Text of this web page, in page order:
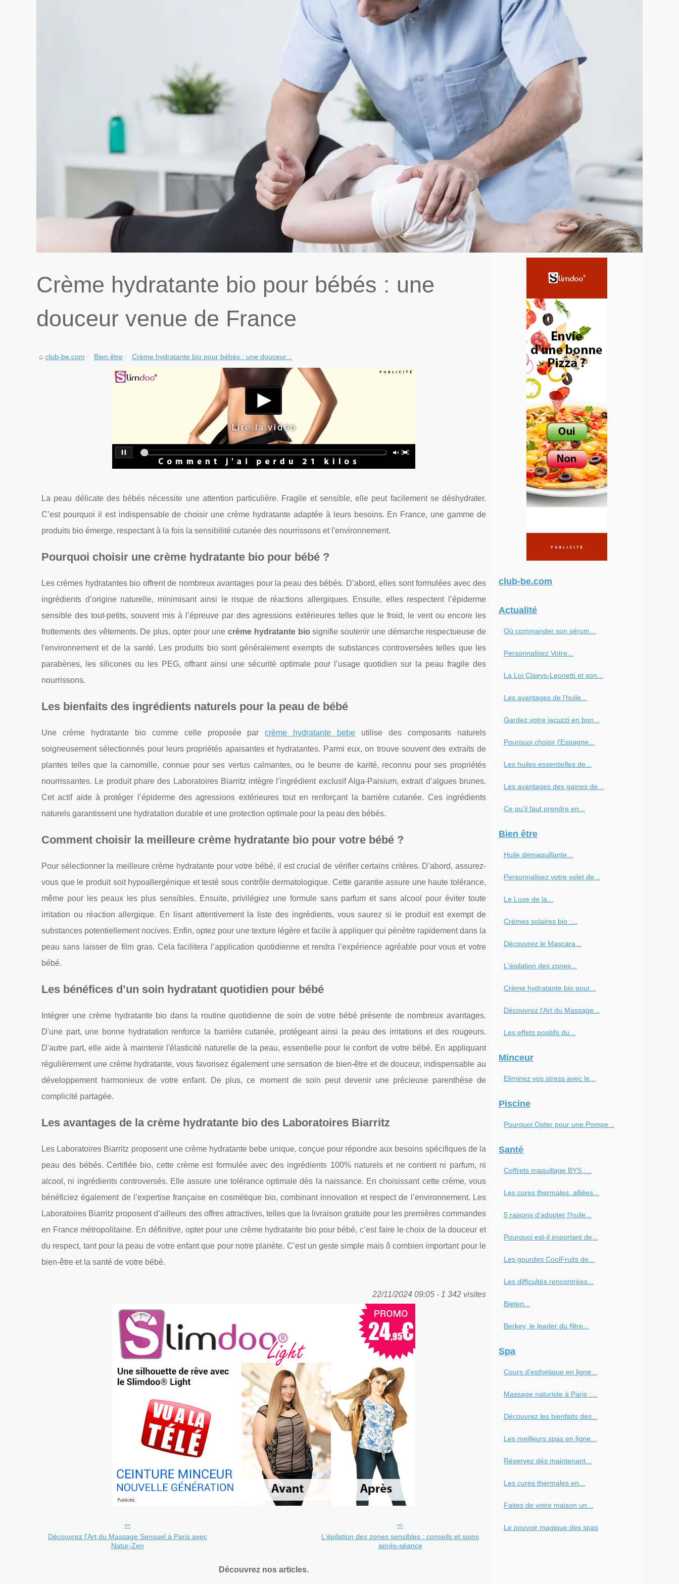
Crème hydratante bio pour bébés : une
douceur venue de France
club-be.com Bien être Crème hydratante bio pour bébés : une douceur...
La peau délicate des bébés nécessite une attention particulière. Fragile et sensible, elle peut facilement se déshydrater.
C’est pourquoi il est indispensable de choisir une crème hydratante adaptée à leurs besoins. En France, une gamme de
produits bio émerge, respectant à la fois la sensibilité cutanée des nourrissons et l'environnement.
Pourquoi choisir une crème hydratante bio pour bébé ?
Les crèmes hydratantes bio offrent de nombreux avantages pour la peau des bébés. D’abord, elles sont formulées avec des
ingrédients d’origine naturelle, minimisant ainsi le risque de réactions allergiques. Ensuite, elles respectent l’épiderme
sensible des tout-petits, souvent mis à l’épreuve par des agressions extérieures telles que le froid, le vent ou encore les
frottements des vêtements. De plus, opter pour une crème hydratante bio signifie soutenir une démarche respectueuse de
l'environnement et de la santé. Les produits bio sont généralement exempts de substances controversées telles que les
parabènes, les silicones ou les PEG, offrant ainsi une sécurité optimale pour l’usage quotidien sur la peau fragile des
nourrissons.
Les bienfaits des ingrédients naturels pour la peau de bébé
Une crème hydratante bio comme celle proposée parcrème hydratante bebe utilise des composants naturels
soigneusement sélectionnés pour leurs propriétés apaisantes et hydratantes. Parmi eux, on trouve souvent des extraits de
plantes telles que la camomille, connue pour ses vertus calmantes, ou le beurre de karité, reconnu pour ses propriétés
nourrissantes. Le produit phare des Laboratoires Biarritz intègre l’ingrédient exclusif Alga-Paisium, extrait d’algues brunes.
Cet actif aide à protéger l’épiderme des agressions extérieures tout en renforçant la barrière cutanée. Ces ingrédients
naturels garantissent une hydratation durable et une protection optimale pour la peau des bébés.
Comment choisir la meilleure crème hydratante bio pour votre bébé ?
Pour sélectionner la meilleure crème hydratante pour votre bébé, il est crucial de vérifier certains critères. D’abord, assurez-
vous que le produit soit hypoallergénique et testé sous contrôle dermatologique. Cette garantie assure une haute tolérance,
même pour les peaux les plus sensibles. Ensuite, privilégiez une formule sans parfum et sans alcool pour éviter toute
irritation ou réaction allergique. En lisant attentivement la liste des ingrédients, vous saurez si le produit est exempt de
substances potentiellement nocives. Enfin, optez pour une texture légère et facile à appliquer qui pénètre rapidement dans la
peau sans laisser de film gras. Cela facilitera l’application quotidienne et rendra l’expérience agréable pour vous et votre
bébé.
Les bénéfices d’un soin hydratant quotidien pour bébé
Intégrer une crème hydratante bio dans la routine quotidienne de soin de votre bébé présente de nombreux avantages.
D'une part, une bonne hydratation renforce la barrière cutanée, protégeant ainsi la peau des irritations et des rougeurs.
D'autre part, elle aide à maintenir l'élasticité naturelle de la peau, essentielle pour le confort de votre bébé. En appliquant
régulièrement une crème hydratante, vous favorisez également une sensation de bien-être et de douceur, indispensable au
développement harmonieux de votre enfant. De plus, ce moment de soin peut devenir une précieuse parenthèse de
complicité partagée.
Les avantages de la crème hydratante bio des Laboratoires Biarritz
Les Laboratoires Biarritz proposent une crème hydratante bebe unique, conçue pour répondre aux besoins spécifiques de la
peau des bébés. Certifiée bio, cette crème est formulée avec des ingrédients 100% naturels et ne contient ni parfum, ni
alcool, ni ingrédients controversés. Elle assure une tolérance optimale dès la naissance. En choisissant cette crème, vous
bénéficiez également de l’expertise française en cosmétique bio, combinant innovation et respect de l’environnement. Les
Laboratoires Biarritz proposent d’ailleurs des offres attractives, telles que la livraison gratuite pour les premières commandes
en France métropolitaine. En définitive, opter pour une crème hydratante bio pour bébé, c’est faire le choix de la douceur et
du respect, tant pour la peau de votre enfant que pour notre planète. C’est un geste simple mais ô combien important pour le
bien-être et la santé de votre bébé.
22/11/2024 09:05 - 1 342 visites
Découvrez l'Art du Massage Sensuel à Paris avec
Natur-Zen
L'épilation des zones sensibles : conseils et soins
après-séance
Découvrez nos articles.
club-be.com
Actualité
Où commander son sérum...
Personnalisez Votre...
La Loi Claeys-Leonetti et son...
Les avantages de l'huile...
Gardez votre jacuzzi en bon...
Pourquoi choisir l'Espagne...
Les huiles essentielles de...
Les avantages des gaines de...
Ce qu'il faut prendre en...
Bien être
Huile démaquillante...
Personnalisez votre volet de...
Le Luxe de la...
Crèmes solaires bio :...
Découvrez le Mascara...
L'épilation des zones...
Crème hydratante bio pour...
Découvrez l'Art du Massage...
Les effets positifs du...
Minceur
Eliminez vos stress avec le...
Piscine
Pourquoi Opter pour une Pompe...
Santé
Coffrets maquillage BYS :...
Les cures thermales: alliées...
5 raisons d'adopter l'huile...
Pourquoi est-il important de...
Les gourdes CoolFruits de...
Les difficultés rencontrées...
Bieten...
Berkey, le leader du filtre...
Spa
Cours d'esthétique en ligne...
Massage naturiste à Paris :...
Découvrez les bienfaits des...
Les meilleurs spas en ligne...
Réservez dès maintenant...
Les cures thermales en...
Faites de votre maison un...
Le pouvoir magique des spas